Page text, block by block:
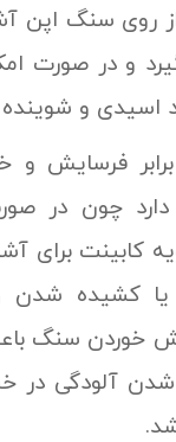
روی سنگ اپن
و در صورت
اسیدی و
برابر فرسایش
چون در
کابینت برای
یا کشیده شدن
خوردن سنگ
آلودگی در